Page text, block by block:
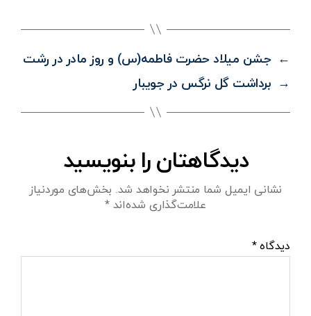
← جشن میلاد حضرت فاطمه(س) و روز مادر در رشت
→ برداشت گل نرگس در جویبار
دیدگاهتان را بنویسید
نشانی ایمیل شما منتشر نخواهد شد. بخش‌های موردنیاز
علامت‌گذاری شده‌اند*
دیدگاه*